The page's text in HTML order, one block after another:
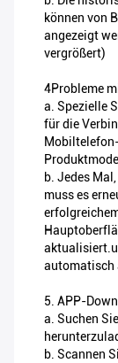
können von
angezeigt
vergrößert)
4Probleme
a. Spezielle
für die
b. Jedes
muss es
automatisch
5. APP-
a. Suchen
b. Scannen